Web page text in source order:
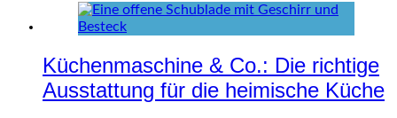
Küchenmaschine & Co.: Die richtige
Ausstattung für die heimische Küche